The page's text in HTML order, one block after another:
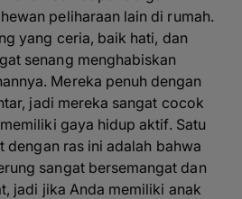
peliharaan lain di rumah.
yang ceria, baik hati, dan
senang menghabiskan
Mereka penuh dengan
jadi mereka sangat cocok
gaya hidup aktif. Satu
dengan ras ini adalah bahwa
sangat bersemangat dan
jadi jika Anda memiliki anak